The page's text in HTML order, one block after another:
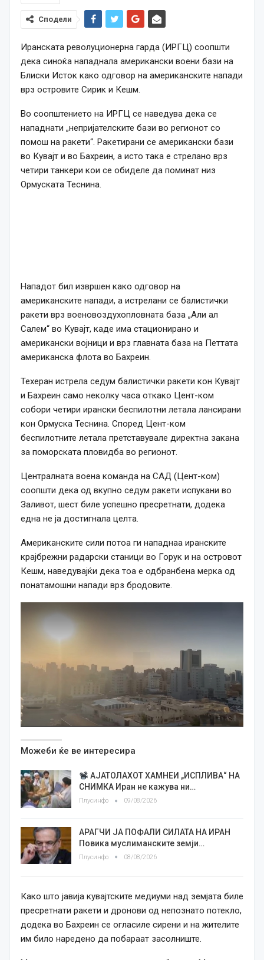
Сподели
Иранската револуционерна гарда (ИРГЦ) соопшти
дека синоќа нападнала американски воени бази на
Блиски Исток како одговор на американските напади
врз островите Сирик и Кешм.
Во соопштението на ИРГЦ се наведува дека се
нападнати „непријателските бази во регионот со
помош на ракети“. Ракетирани се американски бази
во Кувајт и вo Бахреин, а исто така е стрелано врз
четири танкери кои се обиделе да поминат низ
Ормуската Теснина.
Нападот бил извршен како одговор на
американските напади, а истрелани се балистички
ракети врз военовоздухопловната база „Али ал
Салем“ во Кувајт, каде има стационирано и
американски војници и врз главната база на Петтата
американска флота во Бахреин.
Техеран истрела седум балистички ракети кон Кувајт
и Бахреин само неколку часа откако Цент-ком
собори четири ирански беспилотни летала лансирани
кон Ормуска Теснина. Според Цент-ком
беспилотните летала претставувале директна закана
за поморската пловидба во регионот.
Централната воена команда на САД (Цент-ком)
соопшти дека од вкупно седум ракети испукани во
Заливот, шест биле успешно пресретнати, додека
една не ја достигнала целта.
Американските сили потоа ги нападнаа иранските
крајбрежни радарски станици во Горук и на островот
Кешм, наведувајќи дека тоа е одбранбена мерка од
понатамошни напади врз бродовите.
Можеби ќе ве интересира
АЈАТОЛАХОТ ХАМНЕИ „ИСПЛИВА“ НА
СНИМКА Иран не кажува ни…
Плусинфо 09/08/2026
АРАГЧИ ЈА ПОФАЛИ СИЛАТА НА ИРАН
Повика муслиманските земји…
Плусинфо 08/08/2026
Како што јавија кувајтските медиуми над земјата биле
пресретнати ракети и дронови од непознато потекло,
додека во Бахреин се огласиле сирени и на жителите
им било наредено да побараат засолниште.